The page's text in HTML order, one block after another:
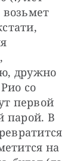
дружно
со
первой
парой. В
на